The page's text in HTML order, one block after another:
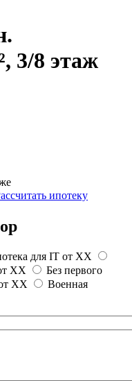
3/8 этаж
ипотеку
для IT от XX
XX
Без первого
XX
Военная